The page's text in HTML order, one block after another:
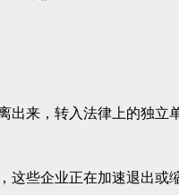
来，转入法律上的独
这些企业正在加速退出或